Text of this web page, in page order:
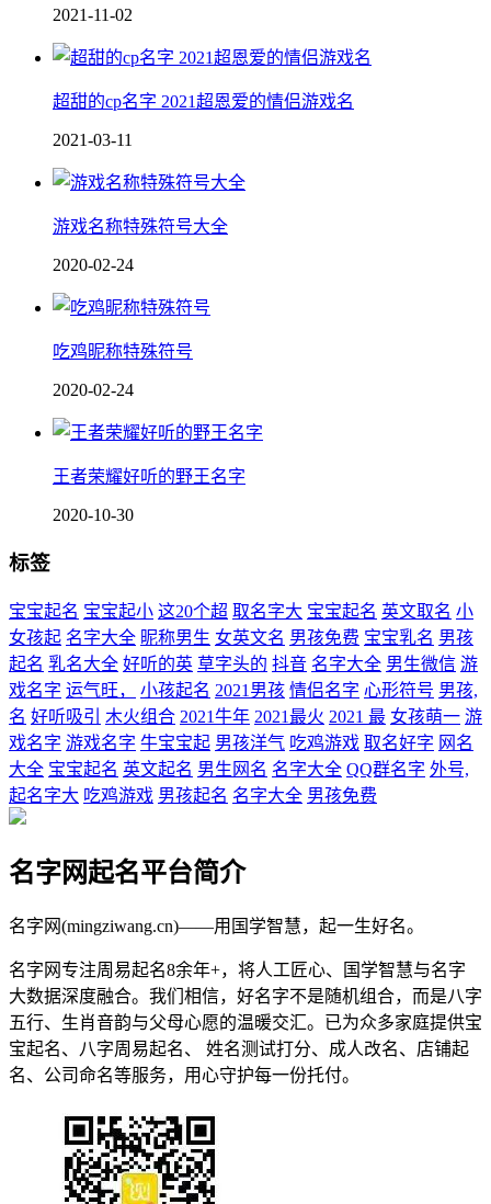
2021-11-02
超甜的cp名字 2021超恩爱的情侣游戏名
2021-03-11
游戏名称特殊符号大全
2020-02-24
吃鸡昵称特殊符号
2020-02-24
王者荣耀好听的野王名字
2020-10-30
标签
宝宝起名 宝宝起小 这20个超 取名字大 宝宝起名 英文取名 小
女孩起 名字大全 昵称男生 女英文名 男孩免费 宝宝乳名 男孩
起名 乳名大全 好听的英 草字头的 抖音 名字大全 男生微信 游
戏名字 运气旺， 小孩起名 2021男孩 情侣名字 心形符号 男孩,
名 好听吸引 木火组合 2021牛年 2021最火 2021 最 女孩萌一 游
戏名字 游戏名字 牛宝宝起 男孩洋气 吃鸡游戏 取名好字 网名
大全 宝宝起名 英文起名 男生网名 名字大全 QQ群名字 外号,
起名字大 吃鸡游戏 男孩起名 名字大全 男孩免费
名字网起名平台简介
名字网(mingziwang.cn)——用国学智慧，起一生好名。
名字网专注周易起名8余年+，将人工匠心、国学智慧与名字
大数据深度融合。我们相信，好名字不是随机组合，而是八字
五行、生肖音韵与父母心愿的温暖交汇。已为众多家庭提供宝
宝起名、八字周易起名、 姓名测试打分、成人改名、店铺起
名、公司命名等服务，用心守护每一份托付。